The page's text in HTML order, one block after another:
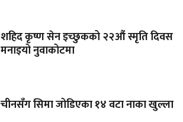
शहिद कृष्ण सेन इच्छुकको २२औं स्मृति दिवस
मनाइयो नुवाकोटमा
चीनसँग सिमा जोडिएका १४ वटा नाका खुल्ला